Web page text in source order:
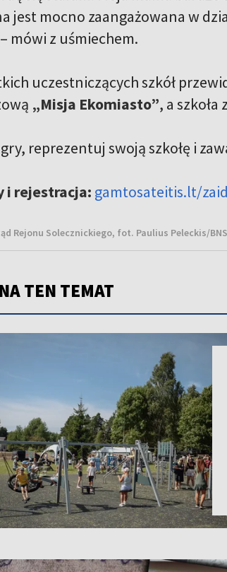
jest mocno zaangażowana w
mówi z uśmiechem.
uczestniczących szkół
„Misja Ekomiasto”, a
gry, reprezentuj swoją szkołę i
i rejestracja: gamtosateitis.lt/
Rejonu Solecznickiego, fot. Paulius Peleckis/BNS
TEN TEMAT